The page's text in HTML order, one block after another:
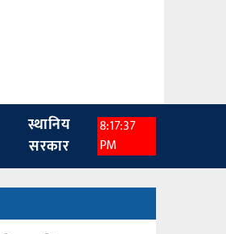
स्थानिय
सरकार
8:17:38
PM